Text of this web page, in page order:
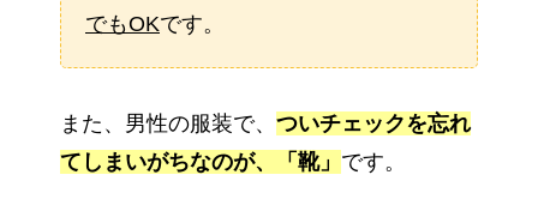
でもOKです。
また、男性の服装で、 ついチェックを忘れ
てしまいがちなのが、「靴」 です。